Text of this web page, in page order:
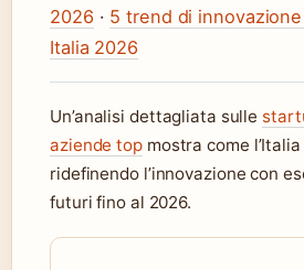
2026 · 5 trend di
Italia 2026
Un’analisi dettagliata sulle
aziende topmostra come
ridefinendo l’innovazione con
futuri fino al 2026.